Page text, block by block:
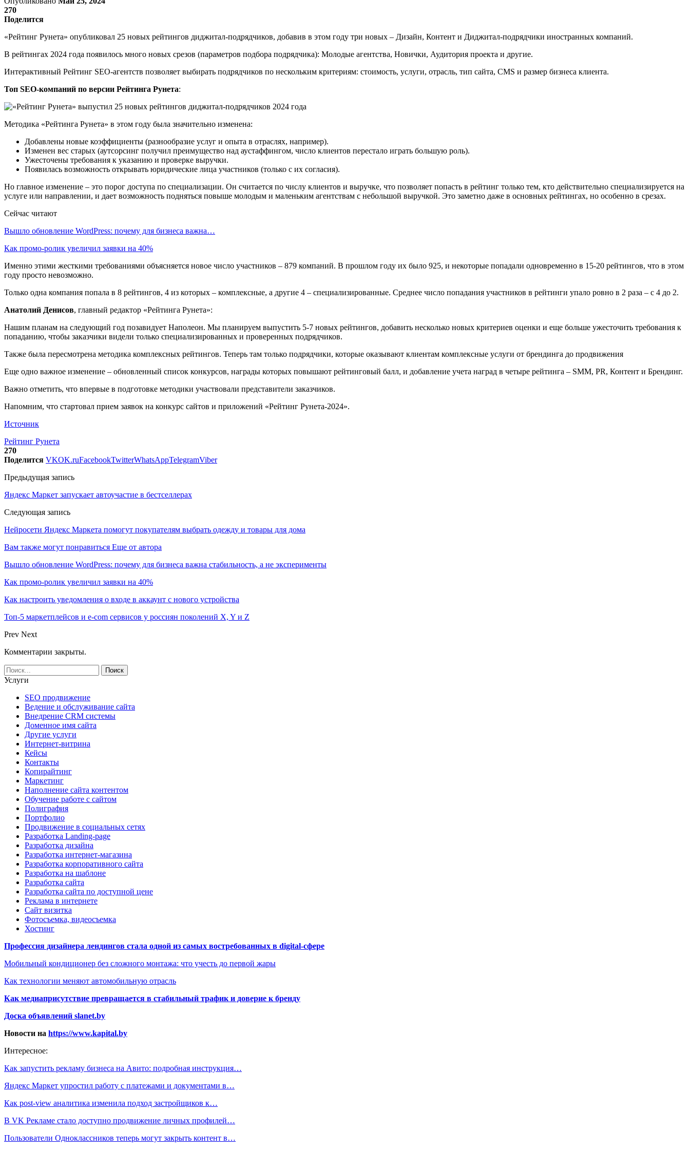
270
Поделится
«Рейтинг Рунета» опубликовал 25 новых рейтингов диджитал-подрядчиков, добавив в этом году три новых – Дизайн, Контент и Диджитал-подрядчики иностранных компаний.
В рейтингах 2024 года появилось много новых срезов (параметров подбора подрядчика): Молодые агентства, Новички, Аудитория проекта и другие.
Интерактивный Рейтинг SEO-агентств позволяет выбирать подрядчиков по нескольким критериям: стоимость, услуги, отрасль, тип сайта, CMS и размер бизнеса клиента.
Топ SEO-компаний по версии Рейтинга Рунета:
Методика «Рейтинга Рунета» в этом году была значительно изменена:
Добавлены новые коэффициенты (разнообразие услуг и опыта в отраслях, например).
Изменен вес старых (аутсорсинг получил преимущество над аустаффингом, число клиентов перестало играть большую роль).
Ужесточены требования к указанию и проверке выручки.
Появилась возможность открывать юридические лица участников (только с их согласия).
Но главное изменение – это порог доступа по специализации. Он считается по числу клиентов и выручке, что позволяет попасть в рейтинг только тем, кто действительно специализируется на
услуге или направлении, и дает возможность подняться повыше молодым и маленьким агентствам с небольшой выручкой. Это заметно даже в основных рейтингах, но особенно в срезах.
Сейчас читают
Вышло обновление WordPress: почему для бизнеса важна…
Как промо-ролик увеличил заявки на 40%
Именно этими жесткими требованиями объясняется новое число участников – 879 компаний. В прошлом году их было 925, и некоторые попадали одновременно в 15-20 рейтингов, что в этом
году просто невозможно.
Только одна компания попала в 8 рейтингов, 4 из которых – комплексные, а другие 4 – специализированные. Среднее число попадания участников в рейтинги упало ровно в 2 раза – с 4 до 2.
Анатолий Денисов, главный редактор «Рейтинга Рунета»:
Нашим планам на следующий год позавидует Наполеон. Мы планируем выпустить 5-7 новых рейтингов, добавить несколько новых критериев оценки и еще больше ужесточить требования к
попаданию, чтобы заказчики видели только специализированных и проверенных подрядчиков.
Также была пересмотрена методика комплексных рейтингов. Теперь там только подрядчики, которые оказывают клиентам комплексные услуги от брендинга до продвижения
Еще одно важное изменение – обновленный список конкурсов, награды которых повышают рейтинговый балл, и добавление учета наград в четыре рейтинга – SMM, PR, Контент и Брендинг.
Важно отметить, что впервые в подготовке методики участвовали представители заказчиков.
Напомним, что стартовал прием заявок на конкурс сайтов и приложений «Рейтинг Рунета-2024».
Источник
Рейтинг Рунета
270
Поделится VKOK.ruFacebookTwitterWhatsAppTelegramViber
Предыдущая запись
Яндекс Маркет запускает автоучастие в бестселлерах
Следующая запись
Нейросети Яндекс Маркета помогут покупателям выбрать одежду и товары для дома
Вам также могут понравиться Еще от автора
Вышло обновление WordPress: почему для бизнеса важна стабильность, а не эксперименты
Как промо-ролик увеличил заявки на 40%
Как настроить уведомления о входе в аккаунт с нового устройства
Топ-5 маркетплейсов и e-com сервисов у россиян поколений X, Y и Z
Prev Next
Комментарии закрыты.
Услуги
SEO продвижение
Ведение и обслуживание сайта
Внедрение CRM системы
Доменное имя сайта
Другие услуги
Интернет-витрина
Кейсы
Контакты
Копирайтинг
Маркетинг
Наполнение сайта контентом
Обучение работе с сайтом
Полиграфия
Портфолио
Продвижение в социальных сетях
Разработка Landing-page
Разработка дизайна
Разработка интернет-магазина
Разработка корпоративного сайта
Разработка на шаблоне
Разработка сайта
Разработка сайта по доступной цене
Реклама в интернете
Сайт визитка
Фотосъемка, видеосъемка
Хостинг
Профессия дизайнера лендингов стала одной из самых востребованных в digital-сфере
Мобильный кондиционер без сложного монтажа: что учесть до первой жары
Как технологии меняют автомобильную отрасль
Как медиаприсутствие превращается в стабильный трафик и доверие к бренду
Доска объявлений slanet.by
Новости на https://www.kapital.by
Интересное:
Как запустить рекламу бизнеса на Авито: подробная инструкция…
Яндекс Маркет упростил работу с платежами и документами в…
Как post-view аналитика изменила подход застройщиков к…
В VK Рекламе стало доступно продвижение личных профилей…
Пользователи Одноклассников теперь могут закрыть контент в…